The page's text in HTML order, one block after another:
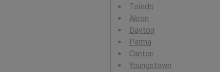
Toledo
Akron
Dayton
Parma
Canton
Youngstown